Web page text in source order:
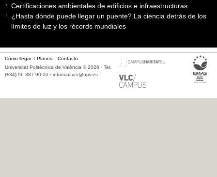
Certificaciones ambientales de edificios e infraestructuras
¿Hasta dónde puede llegar un puente? La ciencia detrás de los
límites de luz y los récords mundiales
Cómo llegar Planos
Contacto
Universitat Politècnica de València © 2026 · Tel.
(+34) 96 387 90 00 · informacion@upv.es